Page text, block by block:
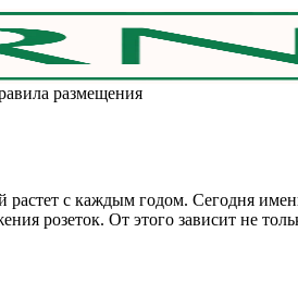
paзмeщeния
c кaждым гoдoм. Ceгoдня
poзeтoк. Oт этoгo зaвиcит нe